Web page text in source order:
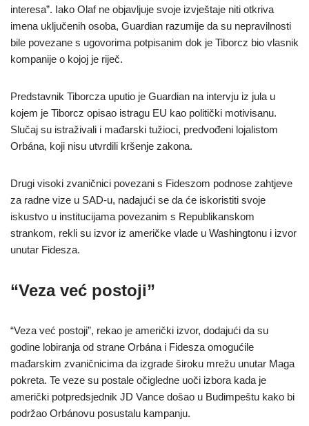
interesa”. Iako Olaf ne objavljuje svoje izvještaje niti otkriva
imena uključenih osoba, Guardian razumije da su nepravilnosti
bile povezane s ugovorima potpisanim dok je Tiborcz bio vlasnik
kompanije o kojoj je riječ.
Predstavnik Tiborcza uputio je Guardian na intervju iz jula u
kojem je Tiborcz opisao istragu EU kao politički motivisanu.
Slučaj su istraživali i mađarski tužioci, predvođeni lojalistom
Orbána, koji nisu utvrdili kršenje zakona.
Drugi visoki zvaničnici povezani s Fideszom podnose zahtjeve
za radne vize u SAD-u, nadajući se da će iskoristiti svoje
iskustvo u institucijama povezanim s Republikanskom
strankom, rekli su izvor iz američke vlade u Washingtonu i izvor
unutar Fidesza.
“Veza već postoji”
“Veza već postoji”, rekao je američki izvor, dodajući da su
godine lobiranja od strane Orbána i Fidesza omogućile
mađarskim zvaničnicima da izgrade široku mrežu unutar Maga
pokreta. Te veze su postale očigledne uoči izbora kada je
američki potpredsjednik JD Vance došao u Budimpeštu kako bi
podržao Orbánovu posustalu kampanju.